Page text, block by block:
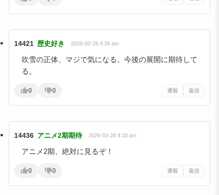
14421 歴史好き 2026-03-28 4:39 am
吹雪の正体、マジで気になる。今後の展開に期待して
る。
0 0 通報 返信
14436 アニメ2期期待 2026-03-28 4:33 am
アニメ2期、絶対に見るぞ！
0 0 通報 返信